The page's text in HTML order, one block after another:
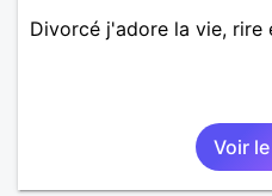
Divorcé j'adore la vie, rire
Voir